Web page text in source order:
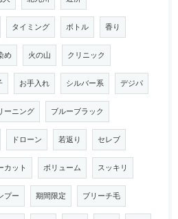
タイミング ボトル 香り
め 火の山 クリニック
お手入れ シルバー系 デジパ
ーニング ブルーブラック
ドローン 若返り セレブ
カット ボリューム スッキリ
プー 期間限定 ブリーチ毛